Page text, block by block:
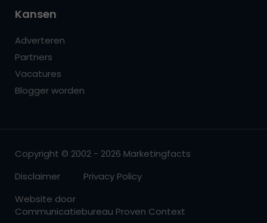
Kansen
Adverteren
Partners
Vacatures
Blogger worden
Copyright © 2002 - 2026 Marketingfacts
Disclaimer
Privacy Policy
Website door
Communicatiebureau Proven Context